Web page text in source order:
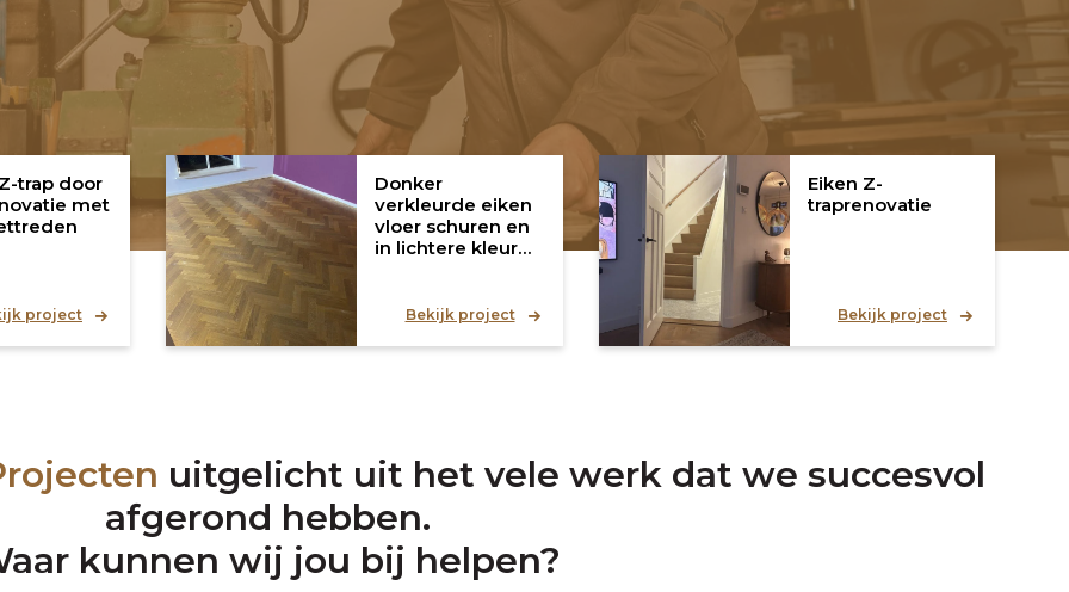
trap door
met
project
Donker
verkleurde eiken
vloer schuren en
in lichtere kleur
Bekijk project
Eiken Z-
traprenovatie
Bekijk project
uitgelicht uit het vele werk dat we succesvol
afgerond hebben.
kunnen wij jou bij helpen?